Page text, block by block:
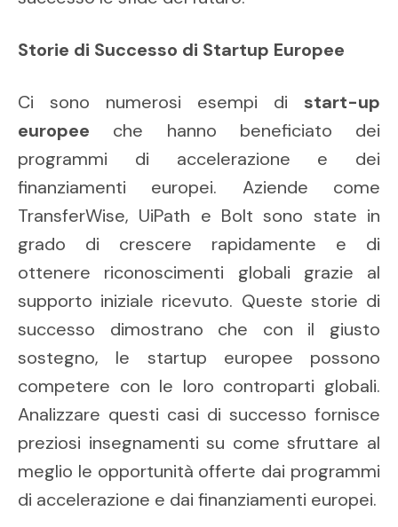
Storie di Successo di Startup Europee
Ci sono numerosi esempi di start-up
europee che hanno beneficiato dei
programmi di accelerazione e dei
finanziamenti europei. Aziende come
TransferWise, UiPath e Bolt sono state in
grado di crescere rapidamente e di
ottenere riconoscimenti globali grazie al
supporto iniziale ricevuto. Queste storie di
successo dimostrano che con il giusto
sostegno, le startup europee possono
competere con le loro controparti globali.
Analizzare questi casi di successo fornisce
preziosi insegnamenti su come sfruttare al
meglio le opportunità offerte dai programmi
di accelerazione e dai finanziamenti europei.